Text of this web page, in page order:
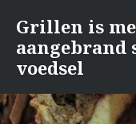
inhoud
springen
Grillen is
aangebrand
voedsel